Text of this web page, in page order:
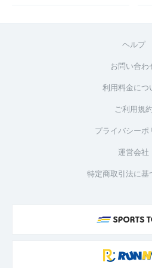
ヘルプ
お問い合わ
利用料金につ
ご利用規約
プライバシーポ
運営会社
特定商取引法に基